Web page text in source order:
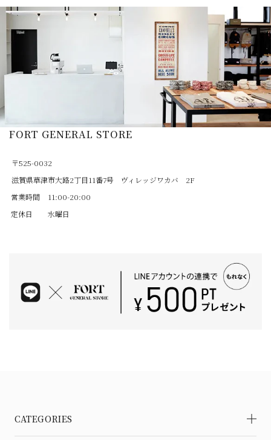
FORT GENERAL STORE
〒525-0032
滋賀県草津市大路2丁目11番7号 ヴィレッジワカバ 2F
営業時間
11:00-20:00
定休日
水曜日
CATEGORIES